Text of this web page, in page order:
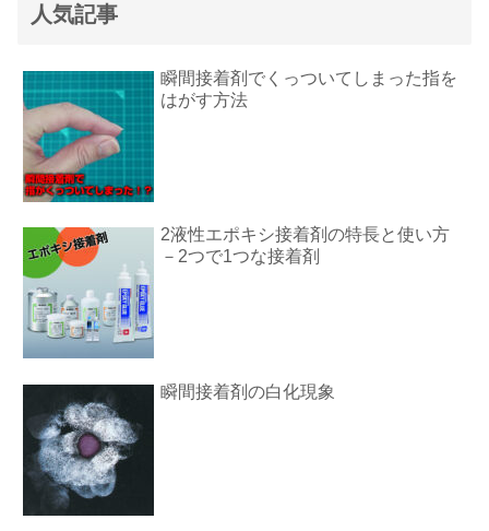
人気記事
瞬間接着剤でくっついてしまった指を
はがす方法
2液性エポキシ接着剤の特長と使い方
－2つで1つな接着剤
瞬間接着剤の白化現象